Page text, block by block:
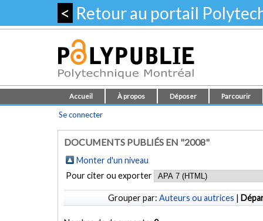
< Retour au portail
Accueil À propos Déposer Parcourir
Se connecter
DOCUMENTS PUBLIÉS EN "2008"
Monter d'un niveau
Pour citer ou exporter
Grouper par: Auteurs ou autrices |